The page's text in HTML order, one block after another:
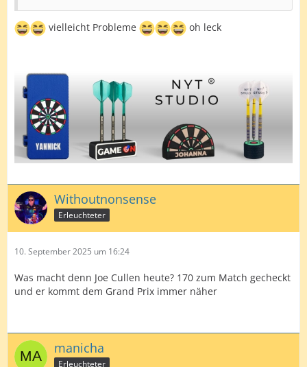
vielleicht Probleme oh leck
Withoutnonsense
Erleuchteter
10. September 2025 um 16:24
Was macht denn Joe Cullen heute? 170 zum Match gecheckt
und er kommt dem Grand Prix immer näher
manicha
Erleuchteter